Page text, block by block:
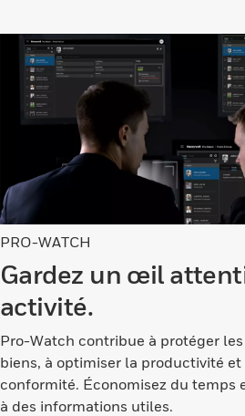
PRO-WATCH
Gardez un œil
activité.
Pro-Watch contribue à protéger
biens, à optimiser la productivité
conformité. Économisez du temps
à des informations utiles.